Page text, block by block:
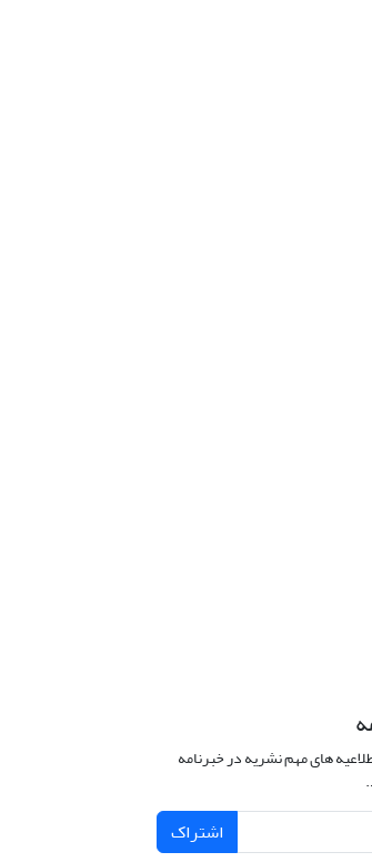
های مهم نشریه در خبرنامه
اشتراک